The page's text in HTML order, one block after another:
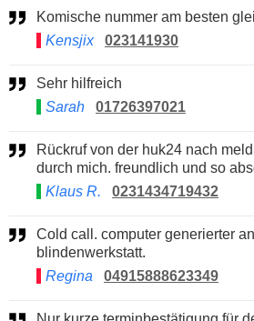
Komische nummer am besten
Kensjix
023141930
Sehr hilfreich
Sarah
01726397021
Rückruf von der huk24 nach meldung eines schadens
durch mich. freundlich und so
Klaus R.
0231434719432
Cold call. computer generierter anruf einer angeblichen
blindenwerkstatt.
Regina
04915888623349